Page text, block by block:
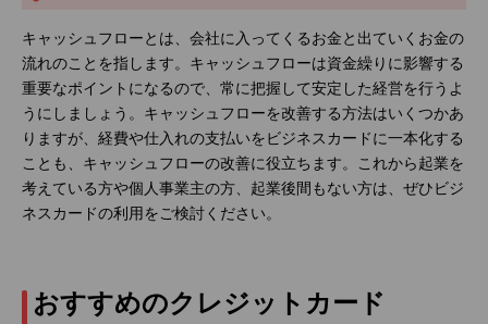
キャッシュフローとは、会社に入ってくるお金と出ていくお金の
流れのことを指します。キャッシュフローは資金繰りに影響する
重要なポイントになるので、常に把握して安定した経営を行うよ
うにしましょう。キャッシュフローを改善する方法はいくつかあ
りますが、経費や仕入れの支払いをビジネスカードに一本化する
ことも、キャッシュフローの改善に役立ちます。これから起業を
考えている方や個人事業主の方、起業後間もない方は、ぜひビジ
ネスカードの利用をご検討ください。
おすすめのクレジットカード